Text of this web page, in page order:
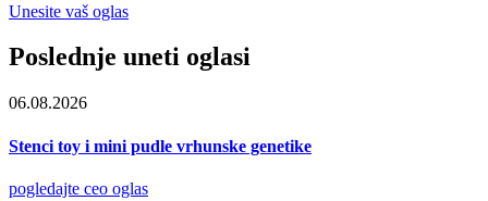
Unesite vaš oglas
Poslednje uneti oglasi
06.08.2026
Stenci toy i mini pudle vrhunske genetike
pogledajte ceo oglas